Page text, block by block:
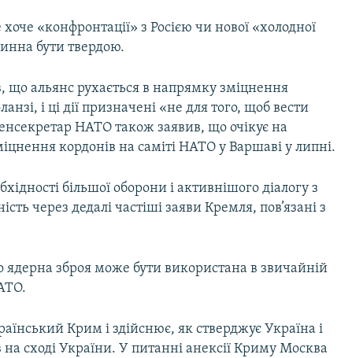
«конфронтації» з Росією чи нової «холодної
бути твердою.
що альянс рухається в напрямку зміцнення
і ці дії призначені «не для того, щоб вести
НАТО також заявив, що очікує на
кордонів на саміті НАТО у Варшаві у липні.
більшої оборони і активнішого діалогу з
через дедалі частіші заяви Кремля, пов’язані з
зброя може бути використана в звичайній
Крим і здійснює, як стверджує Україна і
на сході України. У питанні анексії Криму Москва